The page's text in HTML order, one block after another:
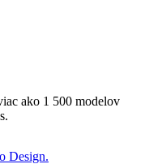
Design.
ako 1 500 modelov